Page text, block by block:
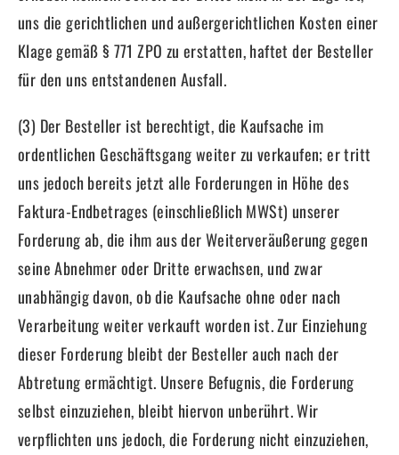
uns die gerichtlichen und außergerichtlichen Kosten einer
Klage gemäß § 771 ZPO zu erstatten, haftet der Besteller
für den uns entstandenen Ausfall.
(3) Der Besteller ist berechtigt, die Kaufsache im
ordentlichen Geschäftsgang weiter zu verkaufen; er tritt
uns jedoch bereits jetzt alle Forderungen in Höhe des
Faktura-Endbetrages (einschließlich MWSt) unserer
Forderung ab, die ihm aus der Weiterveräußerung gegen
seine Abnehmer oder Dritte erwachsen, und zwar
unabhängig davon, ob die Kaufsache ohne oder nach
Verarbeitung weiter verkauft worden ist. Zur Einziehung
dieser Forderung bleibt der Besteller auch nach der
Abtretung ermächtigt. Unsere Befugnis, die Forderung
selbst einzuziehen, bleibt hiervon unberührt. Wir
verpflichten uns jedoch, die Forderung nicht einzuziehen,